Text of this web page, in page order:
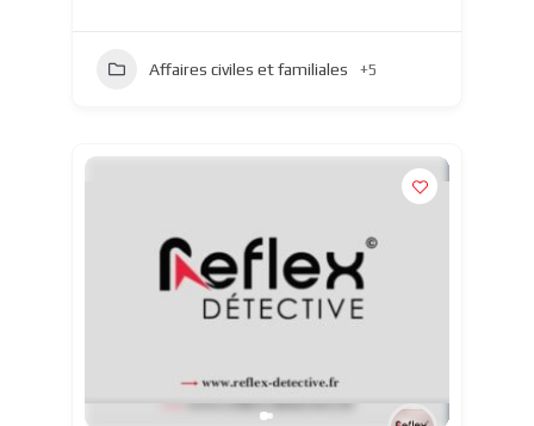
Affaires civiles et familiales +5